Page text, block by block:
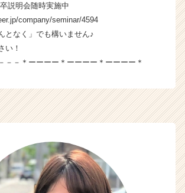
r
e
e
r）
説明会随時実施中
company/seminar/4594
となく」でも構いません♪
い！
－－＊ーーーー＊ーーーー＊ーーーー＊